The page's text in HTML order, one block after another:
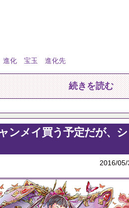
化 宝玉 進化先
続きを読む
ンメイ買う予定だが、
2016/